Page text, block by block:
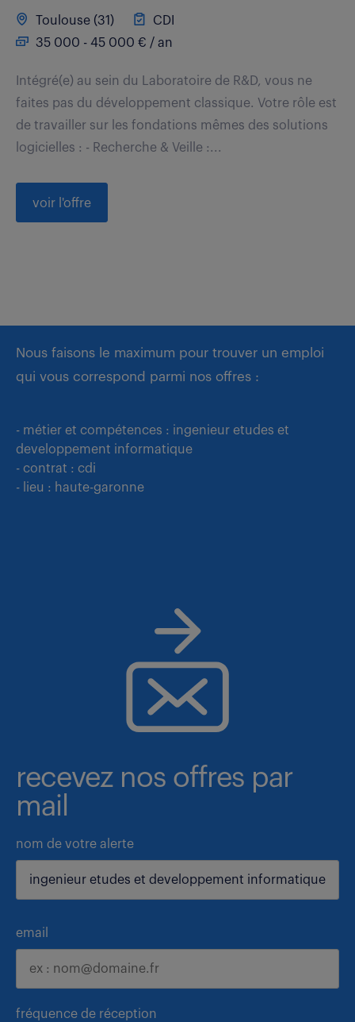
Toulouse (31)
CDI
35 000 - 45 000 € / an
Intégré(e) au sein du Laboratoire de R&D, vous ne
faites pas du développement classique. Votre rôle est
de travailler sur les fondations mêmes des solutions
logicielles : - Recherche & Veille :...
voir l'offre
Nous faisons le maximum pour trouver un emploi
qui vous correspond parmi nos offres :
- métier et compétences : ingenieur etudes et
developpement informatique
- contrat : cdi
- lieu : haute-garonne
recevez nos offres par
mail
nom de votre alerte
email
fréquence de réception